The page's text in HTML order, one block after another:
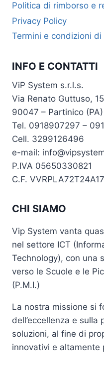
Politica di rimborso e
Privacy Policy
Termini e condizioni
INFO E CONTATTI
ViP System s.r.l.s.
Via Renato Guttuso, 15
90047 – Partinico (PA)
Tel. 0918907297 –
Cell. 3299126496
e-mail:
P.IVA 05650330821
C.F.
CHI SIAMO
Vip System vanta
nel settore ICT
Technology), con una
verso le Scuole e le
(P.M.I.)
La nostra missione si
dell’eccellenza e sulla
soluzioni, al fine di
innovativi e altamente